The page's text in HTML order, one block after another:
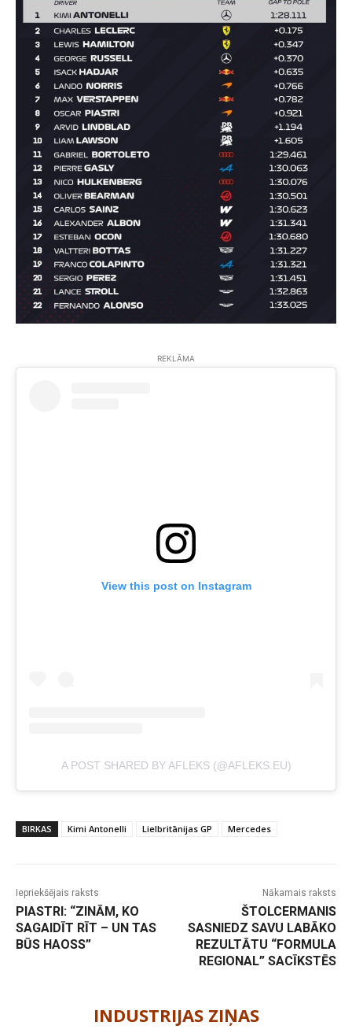
REKLĀMA
View this post on Instagram
A POST SHARED BY AFLEKS (@AFLEKS.EU)
BIRKAS Kimi Antonelli Lielbritānijas GP Mercedes
Iepriekšējais raksts
PIASTRI: “ZINĀM, KO
SAGAIDĪT RĪT – UN TAS
BŪS HAOSS”
Nākamais raksts
ŠTOLCERMANIS
SASNIEDZ SAVU LABĀKO
REZULTĀTU “FORMULA
REGIONAL” SACĪKSTĒS
INDUSTRIJAS ZIŅAS